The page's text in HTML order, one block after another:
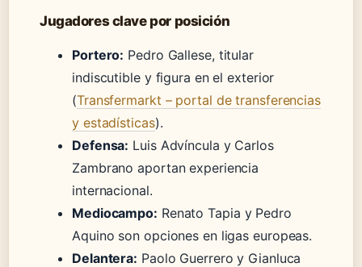
Jugadores clave por posición
Portero: Pedro Gallese, titular
indiscutible y figura en el exterior
(Transfermarkt – portal de transferencias
y estadísticas).
Defensa: Luis Advíncula y Carlos
Zambrano aportan experiencia
internacional.
Mediocampo: Renato Tapia y Pedro
Aquino son opciones en ligas europeas.
Delantera: Paolo Guerrero y Gianluca